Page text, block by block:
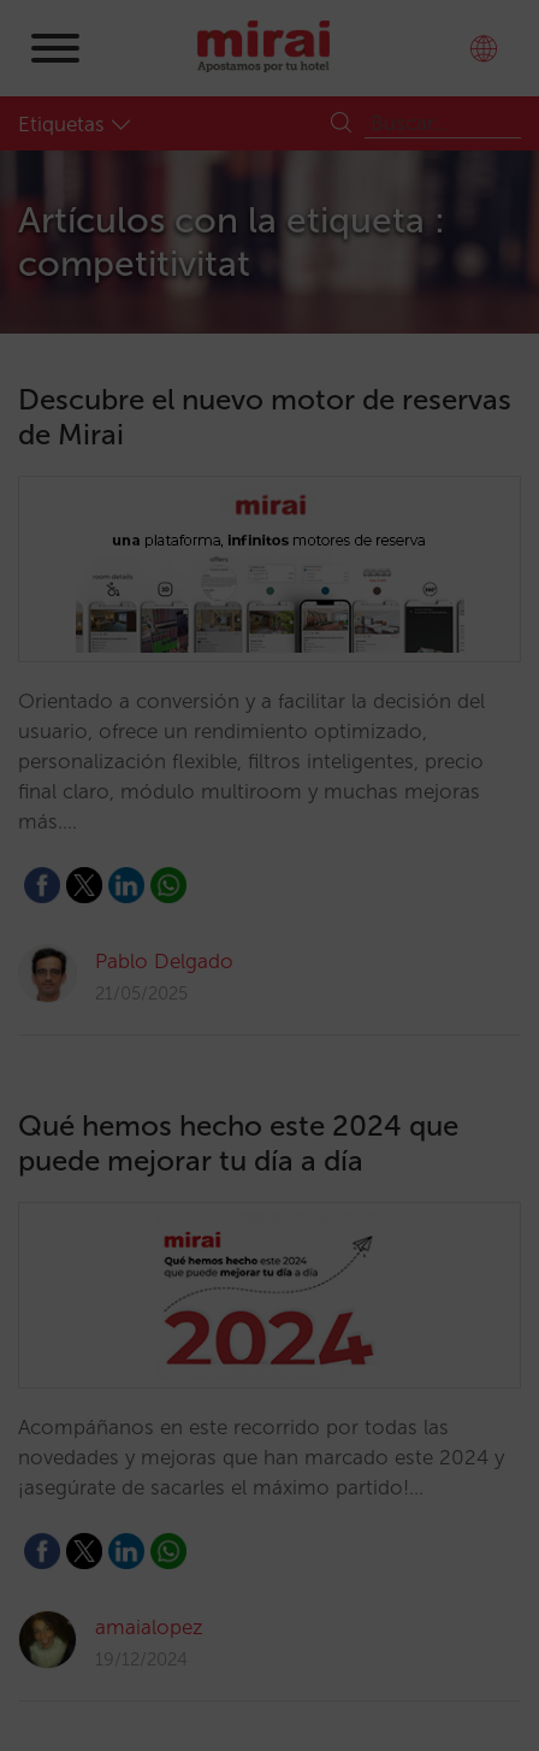
Etiquetas
Artículos con la etiqueta :
competitivitat
Descubre el nuevo motor de reservas
de Mirai
Orientado a conversión y a facilitar la decisión del
usuario, ofrece un rendimiento optimizado,
personalización flexible, filtros inteligentes, precio
final claro, módulo multiroom y muchas mejoras
más.…
Pablo Delgado
21/05/2025
Qué hemos hecho este 2024 que
puede mejorar tu día a día
Acompáñanos en este recorrido por todas las
novedades y mejoras que han marcado este 2024 y
¡asegúrate de sacarles el máximo partido!…
amaialopez
19/12/2024